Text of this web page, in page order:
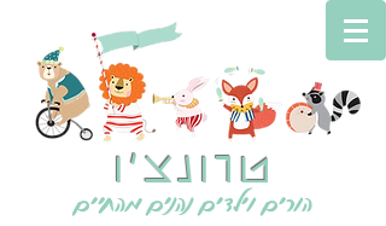
טרונצ'ו
הורים וילדים נהנים מהחיים